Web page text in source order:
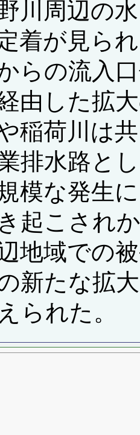
川周辺の
着が見ら
らの流入
由した拡
稲荷川は
排水路と
模な発生
起こされ
地域での
新たな拡
られた。